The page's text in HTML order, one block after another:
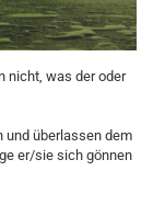
nicht, was der oder
und überlassen dem
er/sie sich gönnen